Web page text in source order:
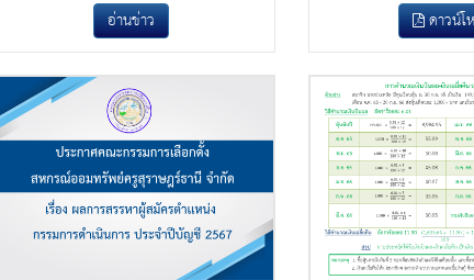
อ่านข่าว ดาวน์โ